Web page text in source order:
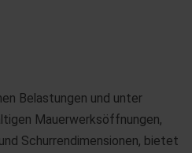
Belastungen und unter
Mauerwerksöffnungen,
Schurrendimensionen, bietet